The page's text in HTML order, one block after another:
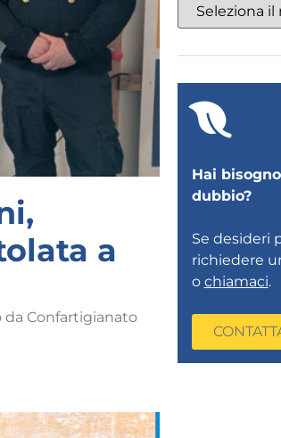
a
Confartigianato
Hai
dubbio?
Se desideri
richiedere
o chiamaci.